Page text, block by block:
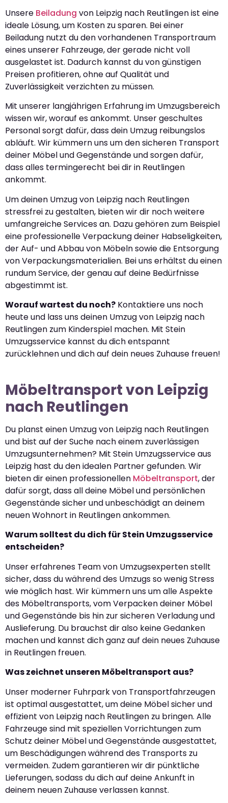
Unsere Beiladung von Leipzig nach Reutlingen ist eine
ideale Lösung, um Kosten zu sparen. Bei einer
Beiladung nutzt du den vorhandenen Transportraum
eines unserer Fahrzeuge, der gerade nicht voll
ausgelastet ist. Dadurch kannst du von günstigen
Preisen profitieren, ohne auf Qualität und
Zuverlässigkeit verzichten zu müssen.
Mit unserer langjährigen Erfahrung im Umzugsbereich
wissen wir, worauf es ankommt. Unser geschultes
Personal sorgt dafür, dass dein Umzug reibungslos
abläuft. Wir kümmern uns um den sicheren Transport
deiner Möbel und Gegenstände und sorgen dafür,
dass alles termingerecht bei dir in Reutlingen
ankommt.
Um deinen Umzug von Leipzig nach Reutlingen
stressfrei zu gestalten, bieten wir dir noch weitere
umfangreiche Services an. Dazu gehören zum Beispiel
eine professionelle Verpackung deiner Habseligkeiten,
der Auf- und Abbau von Möbeln sowie die Entsorgung
von Verpackungsmaterialien. Bei uns erhältst du einen
rundum Service, der genau auf deine Bedürfnisse
abgestimmt ist.
Worauf wartest du noch? Kontaktiere uns noch
heute und lass uns deinen Umzug von Leipzig nach
Reutlingen zum Kinderspiel machen. Mit Stein
Umzugsservice kannst du dich entspannt
zurücklehnen und dich auf dein neues Zuhause freuen!
Möbeltransport von Leipzig
nach Reutlingen
Du planst einen Umzug von Leipzig nach Reutlingen
und bist auf der Suche nach einem zuverlässigen
Umzugsunternehmen? Mit Stein Umzugsservice aus
Leipzig hast du den idealen Partner gefunden. Wir
bieten dir einen professionellen Möbeltransport, der
dafür sorgt, dass all deine Möbel und persönlichen
Gegenstände sicher und unbeschädigt an deinem
neuen Wohnort in Reutlingen ankommen.
Warum solltest du dich für Stein Umzugsservice
entscheiden?
Unser erfahrenes Team von Umzugsexperten stellt
sicher, dass du während des Umzugs so wenig Stress
wie möglich hast. Wir kümmern uns um alle Aspekte
des Möbeltransports, vom Verpacken deiner Möbel
und Gegenstände bis hin zur sicheren Verladung und
Auslieferung. Du brauchst dir also keine Gedanken
machen und kannst dich ganz auf dein neues Zuhause
in Reutlingen freuen.
Was zeichnet unseren Möbeltransport aus?
Unser moderner Fuhrpark von Transportfahrzeugen
ist optimal ausgestattet, um deine Möbel sicher und
effizient von Leipzig nach Reutlingen zu bringen. Alle
Fahrzeuge sind mit speziellen Vorrichtungen zum
Schutz deiner Möbel und Gegenstände ausgestattet,
um Beschädigungen während des Transports zu
vermeiden. Zudem garantieren wir dir pünktliche
Lieferungen, sodass du dich auf deine Ankunft in
deinem neuen Zuhause verlassen kannst.